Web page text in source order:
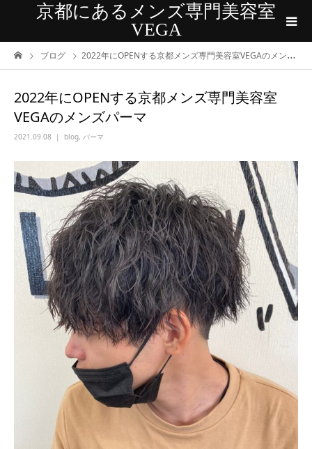
京都にあるメンズ専門美容室
VEGA
ブログ 2022年にOPENする京都メンズ専門美容室VEGAのメンズパーマ
2022年にOPENする京都メンズ専門美容室
VEGAのメンズパーマ
2021.09.08 blog, パーマ